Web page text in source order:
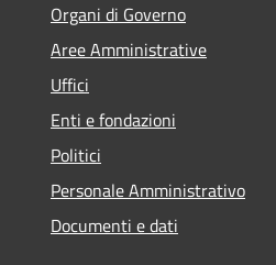
Organi di Governo
Aree Amministrative
Uffici
Enti e fondazioni
Politici
Personale Amministrativo
Documenti e dati